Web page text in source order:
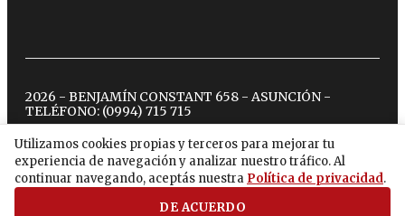
Utilizamos cookies propias y terceros para mejorar tu
experiencia de navegación y analizar nuestro tráfico. Al
continuar navegando, aceptás nuestra Política de privacidad.
DE ACUERDO
2026 - BENJAMÍN CONSTANT 658 - ASUNCIÓN -
TELÉFONO: (0994) 715 715
twitterinstagram
facebook
tiktokyoutubespotify